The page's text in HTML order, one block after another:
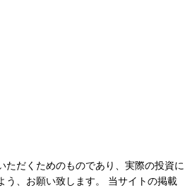
ただくためのものであり、実際の投資に
う、お願い致します。 当サイトの掲載